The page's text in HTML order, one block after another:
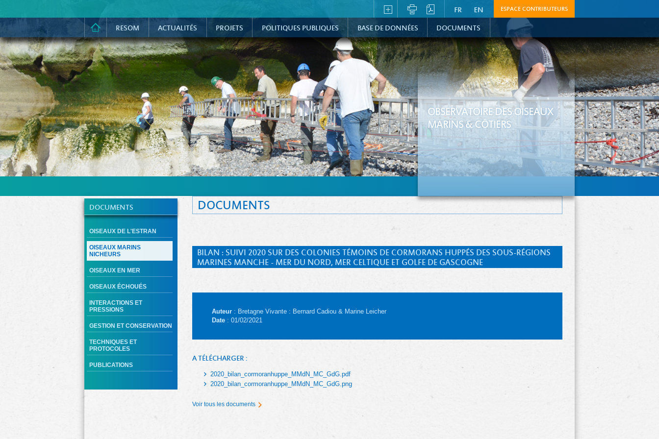
ESPACE CONTRIBUTEURS
RESOM ACTUALITÉS PROJETS POLITIQUES PUBLIQUES BASE DE DONNÉES DOCUMENTS
OBSERVATOIRE DES OISEAUX
MARINS & CÔTIERS
DOCUMENTS
OISEAUX DE L'ESTRAN
OISEAUX MARINS
NICHEURS
OISEAUX EN MER
OISEAUX ÉCHOUÉS
INTERACTIONS ET
PRESSIONS
GESTION ET CONSERVATION
TECHNIQUES ET
PROTOCOLES
PUBLICATIONS
DOCUMENTS
BILAN : SUIVI 2020 SUR DES COLONIES TÉMOINS DE CORMORANS HUPPÉS DES SOUS-RÉGIONS
MARINES MANCHE - MER DU NORD, MER CELTIQUE ET GOLFE DE GASCOGNE
Auteur : Bretagne Vivante : Bernard Cadiou & Marine Leicher
Date : 01/02/2021
A TÉLÉCHARGER :
2020_bilan_cormoranhuppe_MMdN_MC_GdG.pdf
2020_bilan_cormoranhuppe_MMdN_MC_GdG.png
Voir tous les documents